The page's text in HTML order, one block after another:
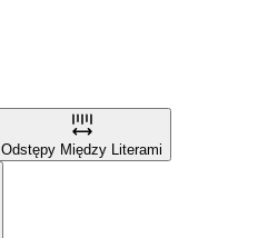
Odstępy Między Literami